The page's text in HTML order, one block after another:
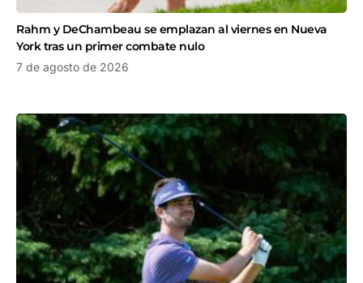
Rahm y DeChambeau se emplazan al viernes en Nueva
York tras un primer combate nulo
7 de agosto de 2026